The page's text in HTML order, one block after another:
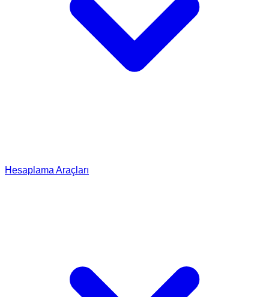
Hesaplama Araçları